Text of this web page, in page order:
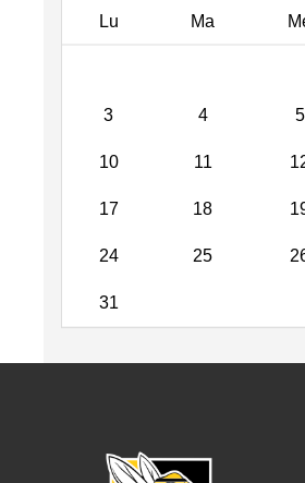
Lu Ma
3 4 5
10 11
17 18
24 25
31